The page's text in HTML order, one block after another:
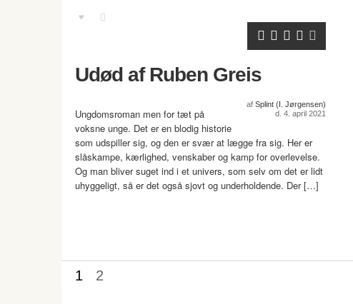
Udød af Ruben Greis
af Splint (I. Jørgensen)
d. 4. april 2021
Ungdomsroman men for tæt på
voksne unge. Det er en blodig historie
som udspiller sig, og den er svær at lægge fra sig. Her er
slåskampe, kærlighed, venskaber og kamp for overlevelse.
Og man bliver suget ind i et univers, som selv om det er lidt
uhyggeligt, så er det også sjovt og underholdende. Der […]
1 2